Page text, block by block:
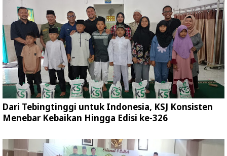
Dari Tebingtinggi untuk Indonesia, KSJ Konsisten
Menebar Kebaikan Hingga Edisi ke-326